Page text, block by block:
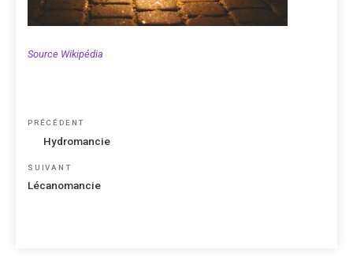
Source Wikipédia
Navigation
Article
précédent
PRÉCÉDENT
Hydromancie
Article
suivant
SUIVANT
Lécanomancie